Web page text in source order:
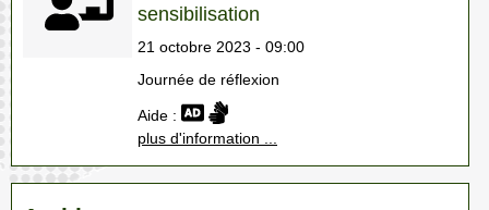
sensibilisation
21 octobre 2023 - 09:00
Journée de réflexion
Aide :
plus d'information ...